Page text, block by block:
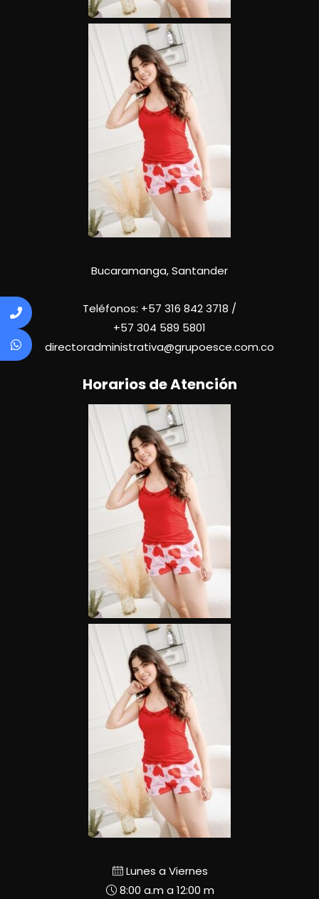
Bucaramanga, Santander
Teléfonos: +57 316 842 3718 /
+57 304 589 5801
directoradministrativa@grupoesce.com.co
Horarios de Atención
Lunes a Viernes
8:00 a.m a 12:00 m